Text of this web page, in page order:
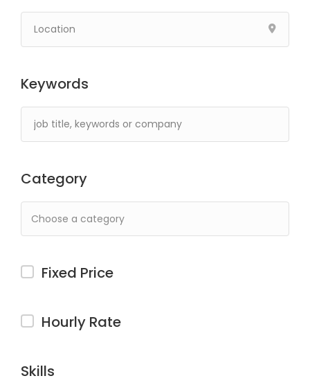
Keywords
Category
Fixed Price
Hourly Rate
Skills